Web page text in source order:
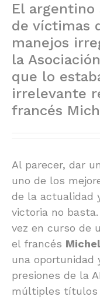
El argentino
de víctimas
manejos
la
que lo
irrelevante
francés
Al parecer, dar
uno de los
de la actualidad
victoria no
vez en curso de
el francés
una oportunidad
presiones de la
múltiples títulos